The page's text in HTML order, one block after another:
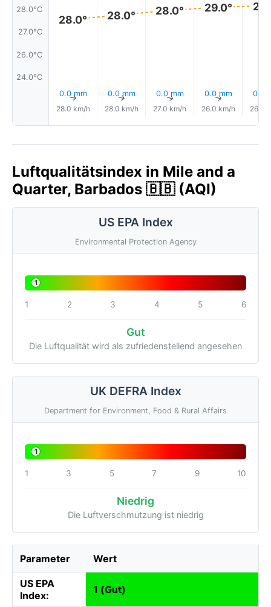
28.0°C
27.0°C
26.0°C
24.0°C
28.0°
0.0 mm
↑
28.0 km/h
28.0°
0.0 mm
↑
28.0 km/h
28.0°
0.0 mm
↑
27.0 km/h
29.0°
0.0 mm
↑
26.0 km/h
0.0
26.0
Luftqualitätsindex in Mile and a
Quarter, Barbados 🇧🇧 (AQI)
US EPA Index
Environmental Protection Agency
1
1 2 3 4 5 6
Gut
Die Luftqualität wird als zufriedenstellend angesehen
UK DEFRA Index
Department for Environment, Food & Rural Affairs
1
1 3 5 7 9 10
Niedrig
Die Luftverschmutzung ist niedrig
Parameter Wert
US EPA
Index:
1 (Gut)